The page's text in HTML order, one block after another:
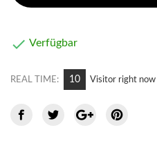
 Verfügbar
REAL TIME: 10 Visitor right now